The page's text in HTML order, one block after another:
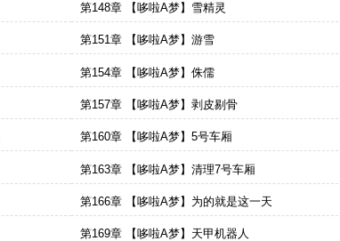
第148章 【哆啦A梦】雪精灵
第151章 【哆啦A梦】游雪
第154章 【哆啦A梦】侏儒
第157章 【哆啦A梦】剥皮剔骨
第160章 【哆啦A梦】5号车厢
第163章 【哆啦A梦】清理7号车厢
第166章 【哆啦A梦】为的就是这一天
第169章 【哆啦A梦】天甲机器人